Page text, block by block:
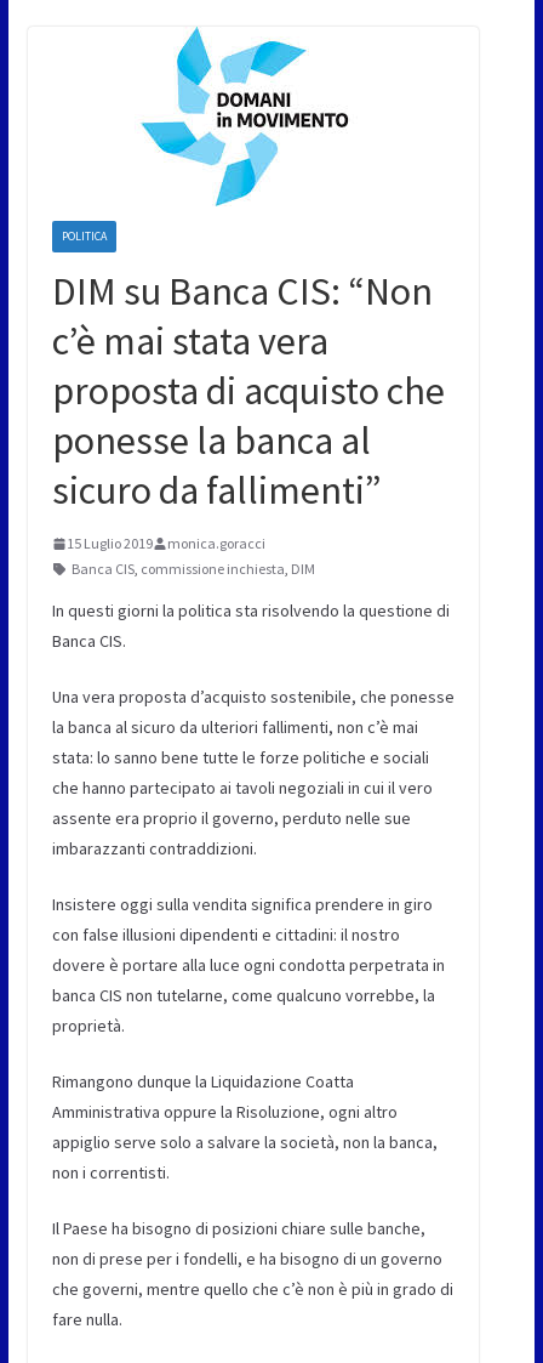
POLITICA
DIM su Banca CIS: “Non
c’è mai stata vera
proposta di acquisto che
ponesse la banca al
sicuro da fallimenti”
15 Luglio 2019
monica.goracci
Banca CIS, commissione inchiesta, DIM
In questi giorni la politica sta risolvendo la questione di
Banca CIS.
Una vera proposta d’acquisto sostenibile, che ponesse
la banca al sicuro da ulteriori fallimenti, non c’è mai
stata: lo sanno bene tutte le forze politiche e sociali
che hanno partecipato ai tavoli negoziali in cui il vero
assente era proprio il governo, perduto nelle sue
imbarazzanti contraddizioni.
Insistere oggi sulla vendita significa prendere in giro
con false illusioni dipendenti e cittadini: il nostro
dovere è portare alla luce ogni condotta perpetrata in
banca CIS non tutelarne, come qualcuno vorrebbe, la
proprietà.
Rimangono dunque la Liquidazione Coatta
Amministrativa oppure la Risoluzione, ogni altro
appiglio serve solo a salvare la società, non la banca,
non i correntisti.
Il Paese ha bisogno di posizioni chiare sulle banche,
non di prese per i fondelli, e ha bisogno di un governo
che governi, mentre quello che c’è non è più in grado di
fare nulla.